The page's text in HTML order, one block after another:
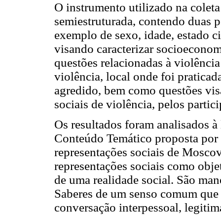
O instrumento utilizado na
semiestruturada, contendo duas
exemplo de sexo, idade, estado
visando caracterizar
questões relacionadas à
violência, local onde foi
agredido, bem como questões
sociais de violência, pelos
Os resultados foram analisados
Conteúdo Temático proposta
representações sociais de
representações sociais como
de uma realidade social. São
Saberes de um senso comum
conversação interpessoal,